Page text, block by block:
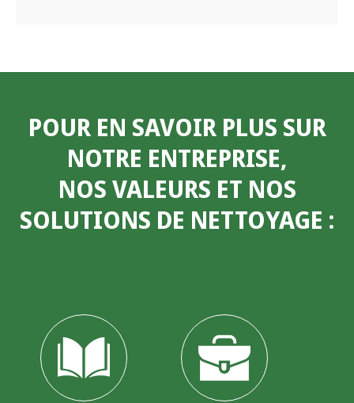
POUR EN SAVOIR PLUS SUR
NOTRE ENTREPRISE,
NOS VALEURS ET NOS
SOLUTIONS DE NETTOYAGE :